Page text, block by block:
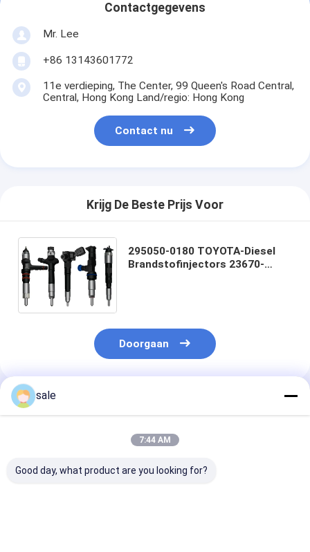
Contactgegevens
Mr. Lee
+86 13143601772
11e verdieping, The Center, 99 Queen's Road Central,
Central, Hong Kong Land/regio: Hong Kong
Contact nu
Krijg De Beste Prijs Voor
295050-0180 TOYOTA-Diesel
Brandstofinjectors 23670-
Doorgaan
Geadviseerde Producten
sale
7:44 AM
Good day, what product are you looking for?